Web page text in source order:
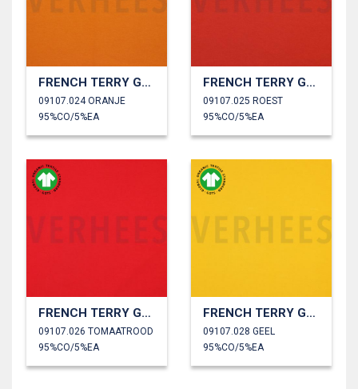
FRENCH TERRY GOTS
09107.024 ORANJE
95%CO/5%EA
FRENCH TERRY GOTS
09107.025 ROEST
95%CO/5%EA
FRENCH TERRY GOTS
09107.026 TOMAATROOD
95%CO/5%EA
FRENCH TERRY GOTS
09107.028 GEEL
95%CO/5%EA